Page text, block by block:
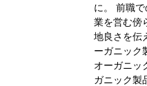
に。 前職
業を営む傍
地良さを伝
ーガニック
オーガニッ
ガニック製